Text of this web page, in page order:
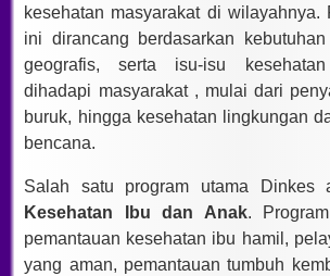
kesehatan masyarakat di wilayahnya.
ini dirancang berdasarkan
geografis, serta isu-isu
dihadapi masyarakat , mulai dari
buruk, hingga kesehatan lingkungan
bencana.
Salah satu program utama Dinkes
Kesehatan Ibu dan Anak.
pemantauan kesehatan ibu hamil,
yang aman, pemantauan tumbuh